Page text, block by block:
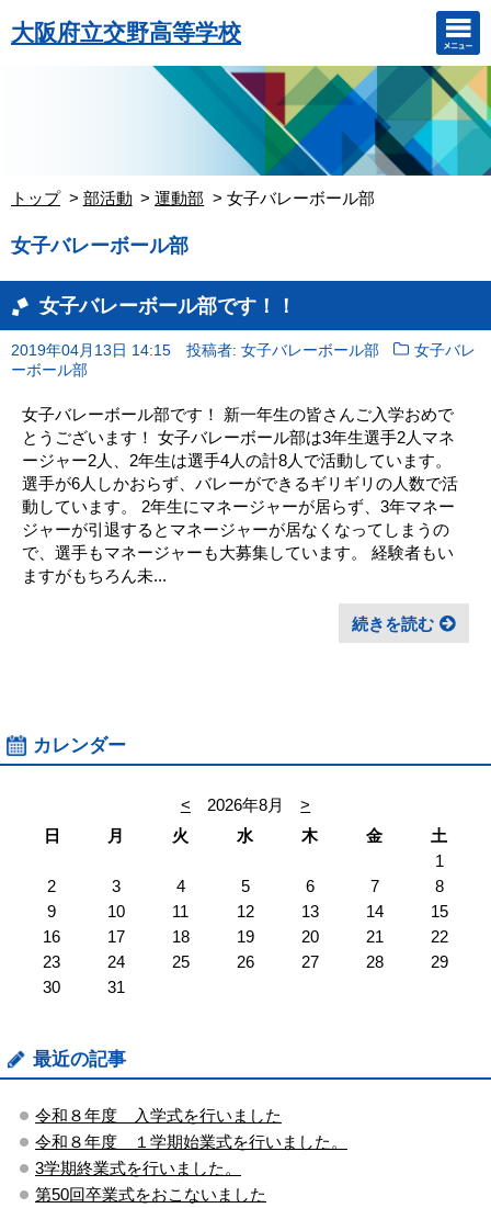
大阪府立交野高等学校
トップ 部活動 運動部 女子バレーボール部
女子バレーボール部
女子バレーボール部です！！
2019年04月13日 14:15 投稿者: 女子バレーボール部
女子バレ
ーボール部
女子バレーボール部です！ 新一年生の皆さんご入学おめで
とうございます！ 女子バレーボール部は3年生選手2人マネ
ージャー2人、2年生は選手4人の計8人で活動しています。
選手が6人しかおらず、バレーができるギリギリの人数で活
動しています。 2年生にマネージャーが居らず、3年マネー
ジャーが引退するとマネージャーが居なくなってしまうの
で、選手もマネージャーも大募集しています。 経験者もい
ますがもちろん未...
続きを読む
カレンダー
< 2026年8月
>
日
月 火 水 木 金
土
1
2
3 4 5 6 7
8
9
10 11 12 13 14
15
16
17 18 19 20 21
22
23
24 25 26 27 28
29
30
31
最近の記事
令和８年度 入学式を行いました
令和８年度 １学期始業式を行いました。
3学期終業式を行いました。
第50回卒業式をおこないました